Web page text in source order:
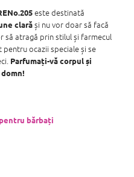
este destinată
clarăși nu vor doar să facă
să atragă prin stilul și farmecul
ocazii speciale și se
Parfumați-vă corpul și
bărbați